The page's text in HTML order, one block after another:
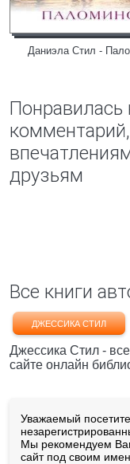
Даниэла Стил -
Понравилась
друзьям
Все книги
ДЖЕССИКА СТИЛ
Джессика Стил -
сайте онлайн
Уважаемый
Мы рекомендуем
сайт под своим